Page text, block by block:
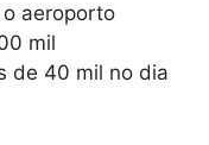
aeroporto
mil
de 40 mil no dia